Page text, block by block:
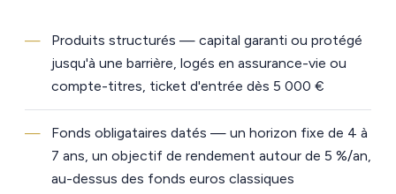
Produits structurés — capital garanti ou protégé
jusqu'à une barrière, logés en assurance-vie ou
compte-titres, ticket d'entrée dès 5 000 €
Fonds obligataires datés — un horizon fixe de 4 à
7 ans, un objectif de rendement autour de 5 %/an,
au-dessus des fonds euros classiques